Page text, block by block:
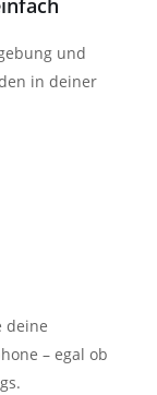
und
in deiner
deine
– egal ob